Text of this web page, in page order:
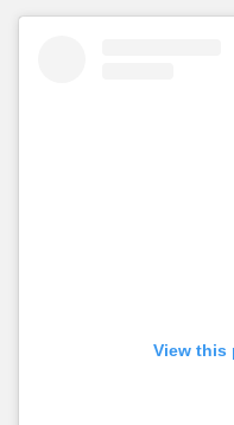
View this